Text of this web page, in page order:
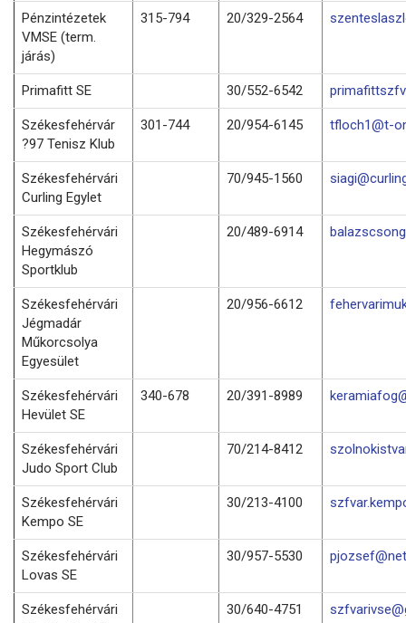
Pénzintézetek
VMSE (term.
járás)
315-794 20/329-2564
Primafitt SE 30/552-6542
Székesfehérvár
?97 Tenisz Klub
301-744 20/954-6145 tfloch1@t-
Székesfehérvári
Curling Egylet
70/945-1560
Székesfehérvári
Hegymászó
Sportklub
20/489-6914
Székesfehérvári
Jégmadár
Műkorcsolya
Egyesület
20/956-6612
Székesfehérvári
Hevület SE
340-678 20/391-8989
Székesfehérvári
Judo Sport Club
70/214-8412
Székesfehérvári
Kempo SE
30/213-4100
Székesfehérvári
Lovas SE
30/957-5530
Székesfehérvári
30/640-4751